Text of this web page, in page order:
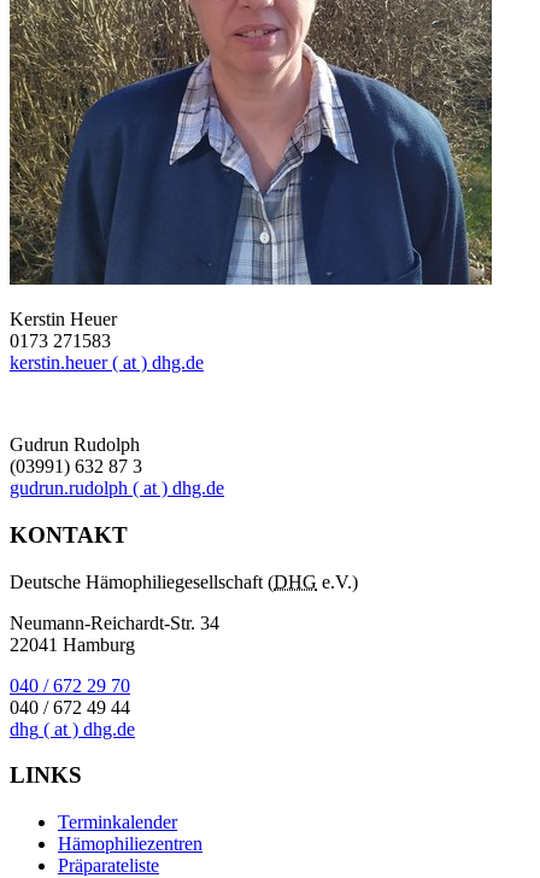
Kerstin Heuer
0173 271583
kerstin.heuer( at ) dhg.de
Gudrun Rudolph
(03991) 632 87 3
gudrun.rudolph ( at ) dhg.de
KONTAKT
Deutsche Hämophiliegesellschaft (DHG e.V.)
Neumann-Reichardt-Str. 34
22041 Hamburg
040 / 672 29 70
040 / 672 49 44
dhg ( at ) dhg.de
LINKS
Terminkalender
Hämophiliezentren
Präparateliste